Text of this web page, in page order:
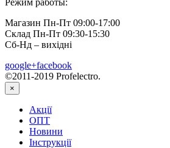
Магазин Пн-Пт 09:00-17:00
Склад Пн-Пт 09:30-15:30
Сб-Нд – вихідні
google+facebook
©2011-2019 Profelectro.
×
Акції
ОПТ
Новини
Інструкції